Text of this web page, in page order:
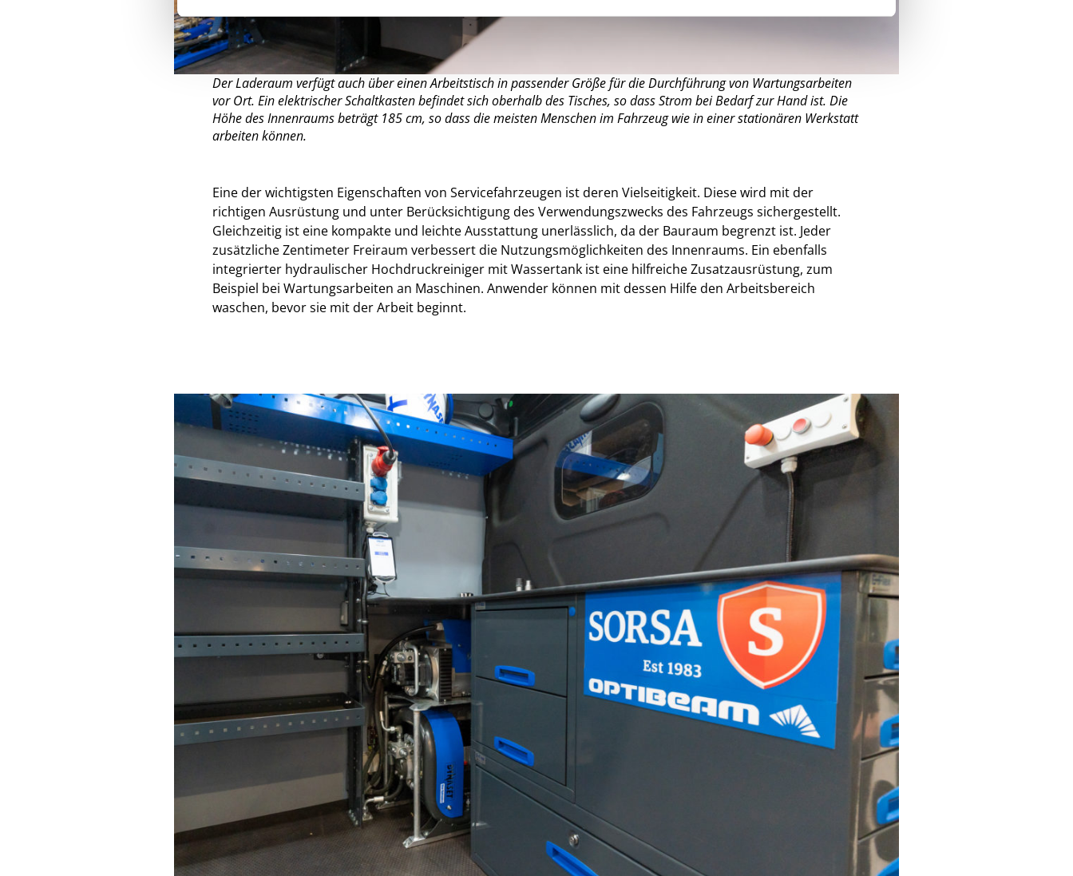
Der Laderaum verfügt auch über einen Arbeitstisch in passender Größe für die Durchführung von Wartungsarbeiten
vor Ort. Ein elektrischer Schaltkasten befindet sich oberhalb des Tisches, so dass Strom bei Bedarf zur Hand ist. Die
Höhe des Innenraums beträgt 185 cm, so dass die meisten Menschen im Fahrzeug wie in einer stationären Werkstatt
arbeiten können.
Eine der wichtigsten Eigenschaften von Servicefahrzeugen ist deren Vielseitigkeit. Diese wird mit der
richtigen Ausrüstung und unter Berücksichtigung des Verwendungszwecks des Fahrzeugs sichergestellt.
Gleichzeitig ist eine kompakte und leichte Ausstattung unerlässlich, da der Bauraum begrenzt ist. Jeder
zusätzliche Zentimeter Freiraum verbessert die Nutzungsmöglichkeiten des Innenraums. Ein ebenfalls
integrierter hydraulischer Hochdruckreiniger mit Wassertank ist eine hilfreiche Zusatzausrüstung, zum
Beispiel bei Wartungsarbeiten an Maschinen. Anwender können mit dessen Hilfe den Arbeitsbereich
waschen, bevor sie mit der Arbeit beginnt.